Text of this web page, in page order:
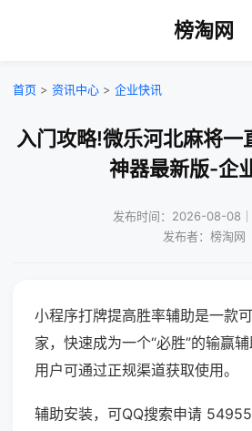
榜淘网
首页 > 资讯中心 > 企业快讯
入门攻略!微乐河北麻将一
神器最新版-企
发布时间：2026-08-08
发布者：榜淘网
小程序打牌提高胜率辅助是一款
家，快速成为一个“必胜”的输赢
用户可通过正规渠道获取使用。
辅助安装，可QQ搜索申请